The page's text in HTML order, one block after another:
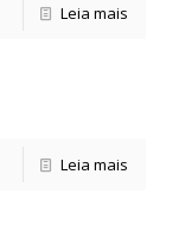
Leia mais
Leia mais